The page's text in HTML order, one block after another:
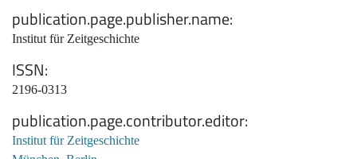
publication.page.publisher.name
Institut für Zeitgeschichte
ISSN
2196-0313
publication.page.contributor.editor
Institut für Zeitgeschichte